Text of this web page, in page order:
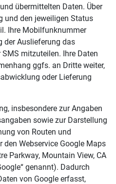
übermittelten Daten. Über
und den jeweiligen Status
Ihre Mobilfunknummer
der Auslieferung das
mitzuteilen. Ihre Daten
ggfs. an Dritte weiter,
oder Lieferung
insbesondere zur Angaben
sowie zur Darstellung
von Routen und
den Webservice Google Maps
Parkway, Mountain View, CA
genannt). Dadurch
von Google erfasst,